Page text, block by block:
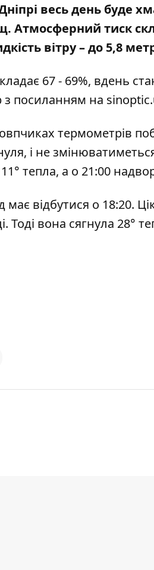
весь день буде
Атмосферний тиск
вітру – до 5,8
67 - 69%, вдень
з посиланням на
термометрів
і не
тепла, а о 21:00
має відбутися о 18:20.
Тоді вона сягнула 28°